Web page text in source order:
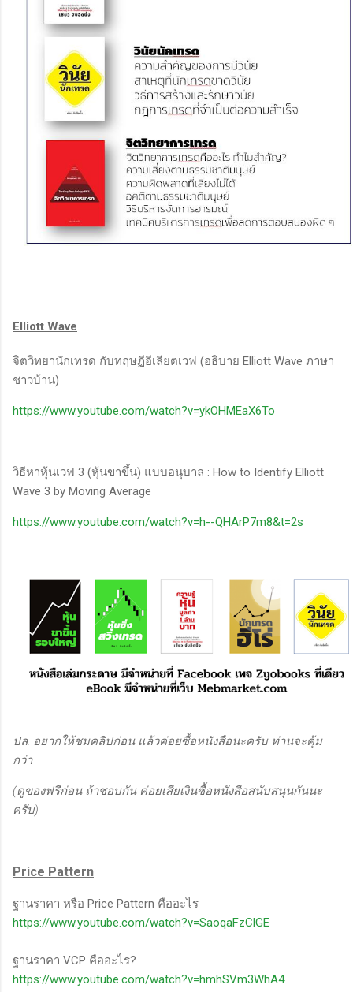
Elliott Wave
จิตวิทยานักเทรด กับทฤษฏีอีเลียตเวฟ (อธิบาย Elliott Wave ภาษา
ชาวบ้าน)
https://www.youtube.com/watch?v=ykOHMEaX6To
วิธีหาหุ้นเวฟ 3 (หุ้นขาขึ้น) แบบอนุบาล : How to Identify Elliott
Wave 3 by Moving Average
https://www.youtube.com/watch?v=h--QHArP7m8&t=2s
ปล. อยากให้ชมคลิปก่อน แล้วค่อยซื้อหนังสือนะครับ ท่านจะคุ้ม
กว่า
(ดูของฟรีก่อน ถ้าชอบกัน ค่อยเสียเงินซื้อหนังสือสนับสนุนกันนะ
ครับ)
Price Pattern
ฐานราคา หรือ Price Pattern คืออะไร
https://www.youtube.com/watch?v=SaoqaFzClGE
ฐานราคา VCP คืออะไร?
https://www.youtube.com/watch?v=hmhSVm3WhA4